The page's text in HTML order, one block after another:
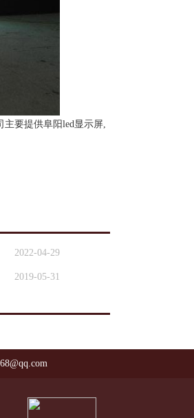
要提供阜阳led显示屏,
2022-04-29
2019-05-31